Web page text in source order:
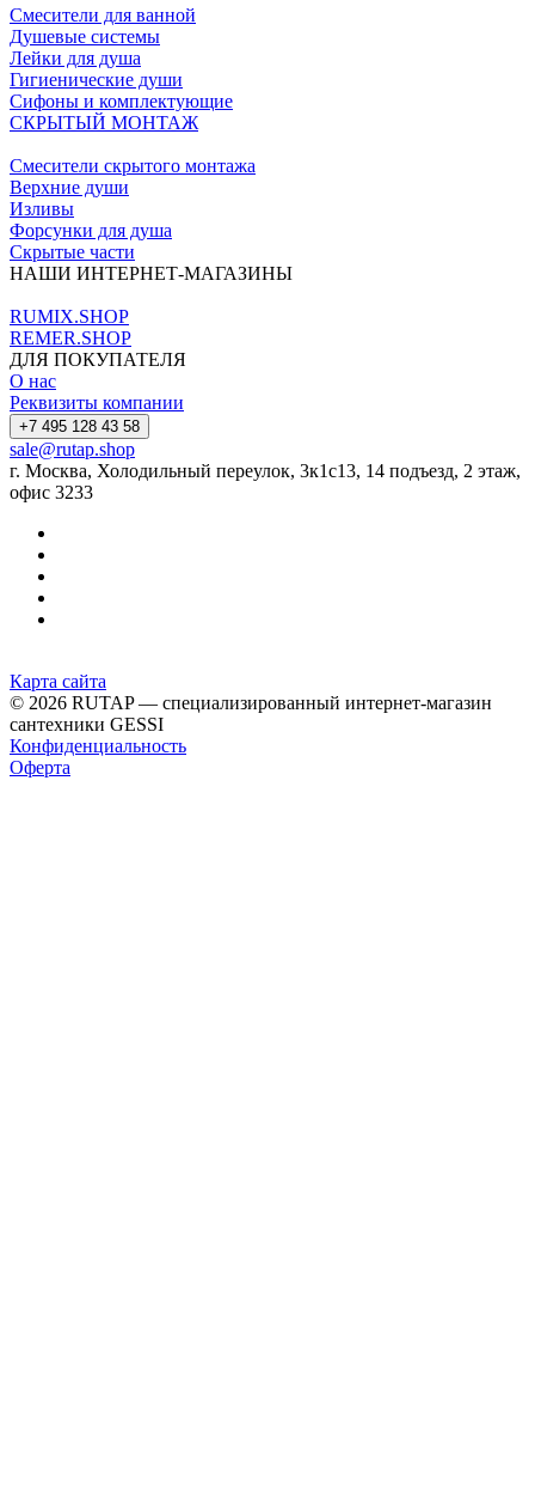
Смесители для ванной
Душевые системы
Лейки для душа
Гигиенические души
Сифоны и комплектующие
СКРЫТЫЙ МОНТАЖ
Смесители скрытого монтажа
Верхние души
Изливы
Форсунки для душа
Скрытые части
НАШИ ИНТЕРНЕТ-МАГАЗИНЫ
RUMIX.SHOP
REMER.SHOP
ДЛЯ ПОКУПАТЕЛЯ
О нас
Реквизиты компании
+7 495 128 43 58
sale@rutap.shop
г. Москва, Холодильный переулок, 3к1с13, 14 подъезд, 2 этаж,
офис 3233
Карта сайта
© 2026 RUTAP — специализированный интернет-магазин
сантехники GESSI
Конфиденциальность
Оферта